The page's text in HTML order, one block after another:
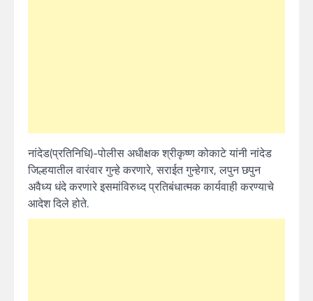
नांदेड(प्रतिनिधि)-पोलीस अधीक्षक श्रीकृष्ण कोकाटे यांनी नांदेड
जिल्हयातील वारंवार गुन्हे करणारे, सराईत गुन्हेगार, लपुन छपुन
अवैध्य धंदे करणारे इसमांविरुध्द प्रतिबंधात्मक कार्यवाही करण्याचे
आदेश दिले होते.